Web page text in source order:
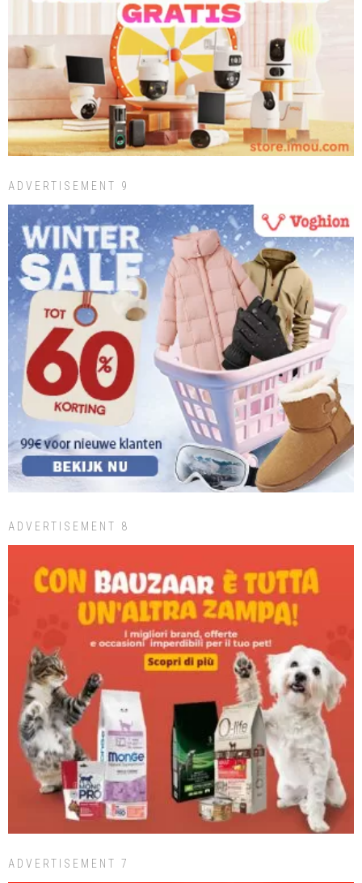
ADVERTISEMENT 9
ADVERTISEMENT 8
ADVERTISEMENT 7